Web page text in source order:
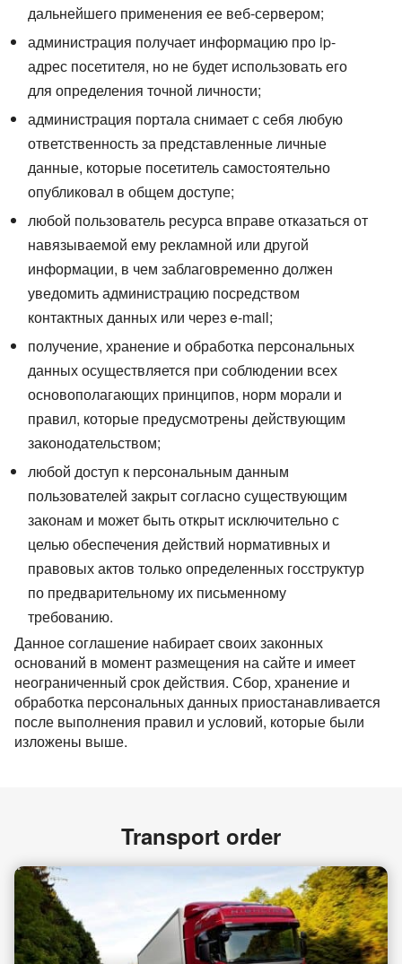
дальнейшего применения ее веб-сервером;
администрация получает информацию про ip-
адрес посетителя, но не будет использовать его
для определения точной личности;
администрация портала снимает с себя любую
ответственность за представленные личные
данные, которые посетитель самостоятельно
опубликовал в общем доступе;
любой пользователь ресурса вправе отказаться от
навязываемой ему рекламной или другой
информации, в чем заблаговременно должен
уведомить администрацию посредством
контактных данных или через e-mail;
получение, хранение и обработка персональных
данных осуществляется при соблюдении всех
основополагающих принципов, норм морали и
правил, которые предусмотрены действующим
законодательством;
любой доступ к персональным данным
пользователей закрыт согласно существующим
законам и может быть открыт исключительно с
целью обеспечения действий нормативных и
правовых актов только определенных госструктур
по предварительному их письменному
требованию.
Данное соглашение набирает своих законных
оснований в момент размещения на сайте и имеет
неограниченный срок действия. Сбор, хранение и
обработка персональных данных приостанавливается
после выполнения правил и условий, которые были
изложены выше.
Transport order